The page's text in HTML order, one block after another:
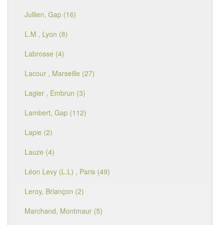
Jullien, Gap (16)
L.M , Lyon (8)
Labrosse (4)
Lacour , Marseille (27)
Lagier , Embrun (3)
Lambert, Gap (112)
Lapie (2)
Lauze (4)
Léon Levy (L.L) , Paris (49)
Leroy, Briançon (2)
Marchand, Montmaur (5)